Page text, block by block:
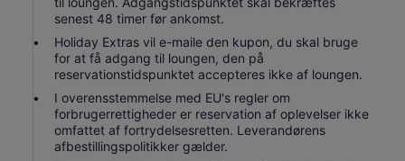
senest 48 timer før ankomst.
Holiday Extras vil e-maile den kupon, du skal bruge
for at få adgang til loungen, den på
reservationstidspunktet accepteres ikke af loungen.
I overensstemmelse med EU's regler om
forbrugerrettigheder er reservation af oplevelser ikke
omfattet af fortrydelsesretten. Leverandørens
afbestillingspolitikker gælder.